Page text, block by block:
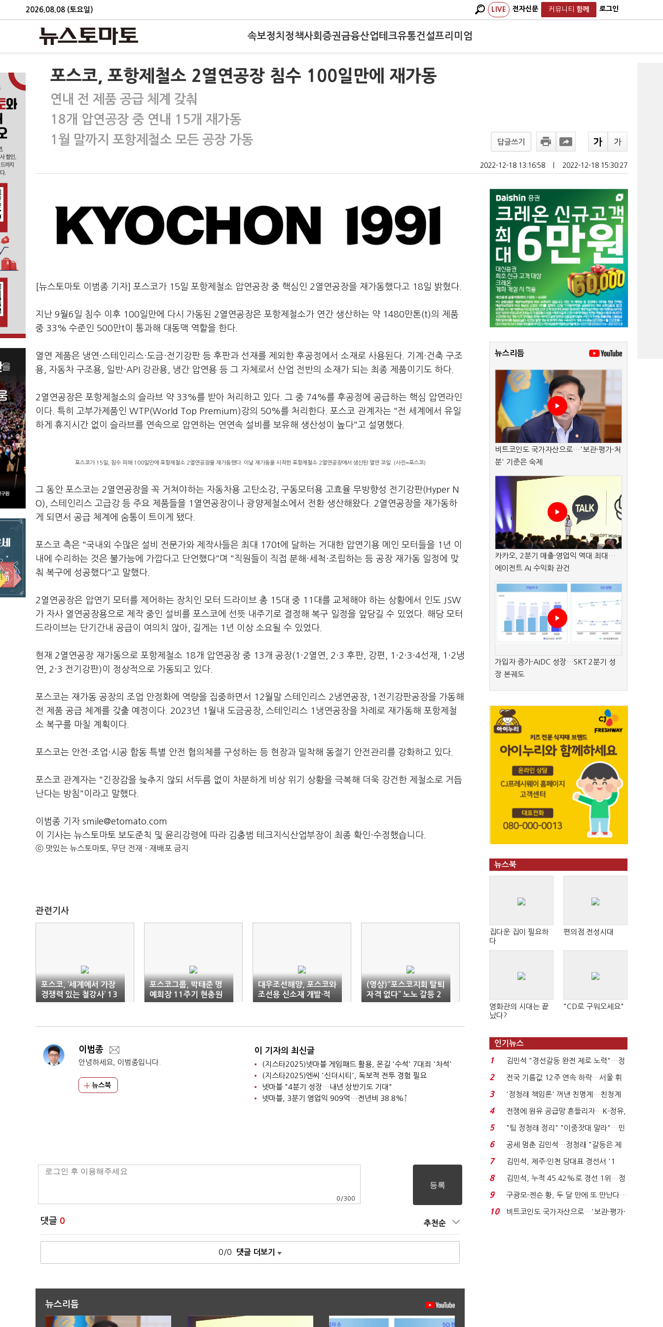
2026.08.08 (토요일) LIVE 전자신문 커뮤니티 함께 로그인
속보정치 정책사회 증권금융산업테크유통건설프리미엄
포스코, 포항제철소 2열연공장 침수 100일만에 재가동
연내 전 제품 공급 체계 갖춰
18개 압연공장 중 연내 15개 재가동
1월 말까지 포항제철소 모든 공장 가동
답글쓰기
2022-12-18 13:16:58 2022-12-18 15:30:27
[뉴스토마토 이범종 기자] 포스코가 15일 포항제철소 압연공장 중 핵심인 2열연공장을 재가동했다고 18일 밝혔다.
지난 9월6일 침수 이후 100일만에 다시 가동된 2열연공장은 포항제철소가 연간 생산하는 약 1480만톤(t)의 제품
중 33% 수준인 500만t이 통과해 대동맥 역할을 한다.
열연 제품은 냉연·스테인리스·도금·전기강판 등 후판과 선재를 제외한 후공정에서 소재로 사용된다. 기계·건축 구조
용, 자동차 구조용, 일반·API 강관용, 냉간 압연용 등 그 자체로서 산업 전반의 소재가 되는 최종 제품이기도 하다.
2열연공장은 포항제철소의 슬라브 약 33%를 받아 처리하고 있다. 그 중 74%를 후공정에 공급하는 핵심 압연라인
이다. 특히 고부가제품인 WTP(World Top Premium)강의 50%를 처리한다. 포스코 관계자는 "전 세계에서 유일
하게 휴지시간 없이 슬라브를 연속으로 압연하는 연연속 설비를 보유해 생산성이 높다"고 설명했다.
포스코가 15일, 침수 피해 100일만에 포항제철소 2열연공장을 재가동했다. 이날 재가동을 시작한 포항제철소 2열연공장에서 생산된 열연 코일. (사진=포스코)
그 동안 포스코는 2열연공장을 꼭 거쳐야하는 자동차용 고탄소강, 구동모터용 고효율 무방향성 전기강판(Hyper N
O), 스테인리스 고급강 등 주요 제품들을 1열연공장이나 광양제철소에서 전환 생산해왔다. 2열연공장을 재가동하
게 되면서 공급 체계에 숨통이 트이게 됐다.
포스코 측은 "국내외 수많은 설비 전문가와 제작사들은 최대 170t에 달하는 거대한 압연기용 메인 모터들을 1년 이
내에 수리하는 것은 불가능에 가깝다고 단언했다"며 "직원들이 직접 분해·세척·조립하는 등 공장 재가동 일정에 맞
춰 복구에 성공했다"고 말했다.
2열연공장은 압연기 모터를 제어하는 장치인 모터 드라이브 총 15대 중 11대를 교체해야 하는 상황에서 인도 JSW
가 자사 열연공장용으로 제작 중인 설비를 포스코에 선뜻 내주기로 결정해 복구 일정을 앞당길 수 있었다. 해당 모터
드라이브는 단기간내 공급이 여의치 않아, 길게는 1년 이상 소요될 수 있었다.
현재 2열연공장 재가동으로 포항제철소 18개 압연공장 중 13개 공장(1·2열연, 2·3 후판, 강편, 1·2·3·4선재, 1·2냉
연, 2·3 전기강판)이 정상적으로 가동되고 있다.
포스코는 재가동 공장의 조업 안정화에 역량을 집중하면서 12월말 스테인리스 2냉연공장, 1전기강판공장을 가동해
전 제품 공급 체계를 갖출 예정이다. 2023년 1월내 도금공장, 스테인리스 1냉연공장을 차례로 재가동해 포항제철
소 복구를 마칠 계획이다.
포스코는 안전·조업·시공 합동 특별 안전 협의체를 구성하는 등 현장과 밀착해 동절기 안전관리를 강화하고 있다.
포스코 관계자는 "긴장감을 늦추지 않되 서두름 없이 차분하게 비상 위기 상황을 극복해 더욱 강건한 제철소로 거듭
난다는 방침"이라고 말했다.
이범종 기자 smile@etomato.com
이 기사는 뉴스토마토 보도준칙 및 윤리강령에 따라 김충범 테크지식산업부장이 최종 확인·수정했습니다.
ⓒ 맛있는 뉴스토마토, 무단 전재 - 재배포 금지
관련기사
포스코, ‘세계에서 가장
경쟁력 있는 철강사’ 13
년 연속 1위
포스코그룹, 박태준 명
예회장 11주기 현충원
참배
대우조선해양, 포스코와
조선용 신소재 개발·적
용 업무협약
(영상)“포스코지회 탈퇴
자격 없다” 노노 갈등 2
막
이범종
안녕하세요, 이범종입니다.
뉴스북
이 기자의 최신글
(지스타2025)넷마블 게임패드 활용, 몬길 '수석' 7대죄 '차석'
(지스타2025)엔씨 '신더시티', 독보적 전투 경험 필요
넷마블 "4분기 성장…내년 상반기도 기대"
넷마블, 3분기 영업익 909억…전년비 38.8%↑
0 /300
댓글 0 추천순
0/0 댓글 더보기
뉴스리듬
뉴스리듬
비트코인도 국가자산으로…'보관·평가·처
분' 기준은 숙제
카카오, 2분기 매출·영업익 역대 최대…
에이전트 AI 수익화 관건
가입자 증가·AIDC 성장…SKT 2분기 성
장 본궤도
뉴스북
집다운 집이 필요하
다
편의점 전성시대
영화관의 시대는 끝
났다?
"CD로 구워오세요"
인기뉴스
1
김민석 "경선갈등 완전 제로 노력"…정
청래 "반명 공세 사...
2
전국 기름값 12주 연속 하락…서울 휘
발윳값 1909원...
3
'정청래 책임론' 꺼낸 친명계…친청계
는 추가투표 때리기...
4
전쟁에 원유 공급망 흔들리자…K-정유,
에너지안보 핵심...
5
"팀 정청래 정리" "이중잣대 말라"…민
주 최고위원 계파 다...
6
공세 멈춘 김민석…정청래 "갈등은 제
가 수습"
7
김민석, 제주·인천 당대표 경선서 '1
위'(1보)...
8
김민석, 누적 45.42%로 경선 1위…정
청래와 격차 0.86%p(...
9
구광모-젠슨 황, 두 달 만에 또 만난다…
로봇·AI 등 논...
10
비트코인도 국가자산으로…'보관·평가·